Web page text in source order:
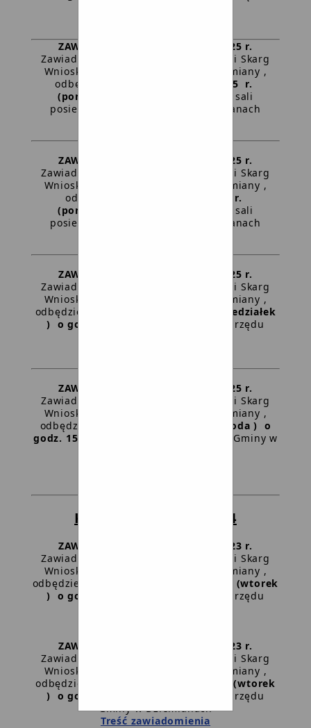
ZAWIADOMIENIE z dnia 07-10-2025 r.
Zawiadamiam, że posiedzenie Komisji Skarg
Wniosków i Petycji Rady Gminy Dziemiany ,
odbędzie się
13 października 2025 r.
(poniedziałek ) o godz. 14:00
w sali
posiedzeń Urzędu Gminy w Dziemianach
ZAWIADOMIENIE z dnia 16-09-2025 r.
Zawiadamiam, że posiedzenie Komisji Skarg
Wniosków i Petycji Rady Gminy Dziemiany ,
odbędzie się
22 września 2025 r.
(poniedziałek ) o godz. 14:30
w sali
posiedzeń Urzędu Gminy w Dziemianach
ZAWIADOMIENIE z dnia 10-03-2025 r.
Zawiadamiam, że posiedzenie Komisji Skarg
Wniosków i Petycji Rady Gminy Dziemiany ,
odbędzie się
17 marca 2025 r. (poniedziałek
) o godz. 13:00
w sali posiedzeń Urzędu
ZAWIADOMIENIE z dnia 23-01-2025 r.
Zawiadamiam, że posiedzenie Komisji Skarg
Wniosków i Petycji Rady Gminy Dziemiany ,
odbędzie się
29 stycznia 2025 r. (środa ) o
godz. 15:00
w sali posiedzeń Urzędu Gminy w
KADENCJA 2018 - 2024
ZAWIADOMIENIE z dnia 09-10-2023 r.
Zawiadamiam, że posiedzenie Komisji Skarg
Wniosków i Petycji Rady Gminy Dziemiany ,
odbędzie się
10 października 2023 r. (wtorek
) o godz. 19:00
w sali posiedzeń Urzędu
ZAWIADOMIENIE z dnia 26-09-2023 r.
Zawiadamiam, że posiedzenie Komisji Skarg
Wniosków i Petycji Rady Gminy Dziemiany ,
odbędzie się
3 października 2023 r. (wtorek
) o godz. 13:30
w sali posiedzeń Urzędu
Gminy w Dziemianach
Treść zawiadomienia